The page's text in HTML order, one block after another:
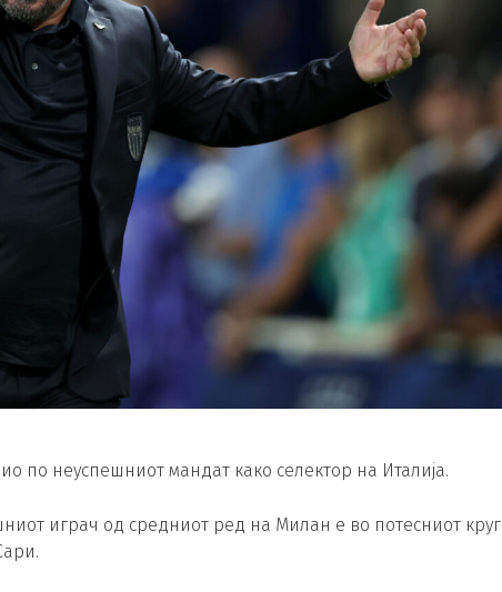
по неуспешниот мандат како селектор на Италија.
играч од средниот ред на Милан е во потесниот круг